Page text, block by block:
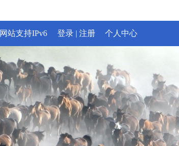
网站支持IPv6 登录 | 注册 个人中心